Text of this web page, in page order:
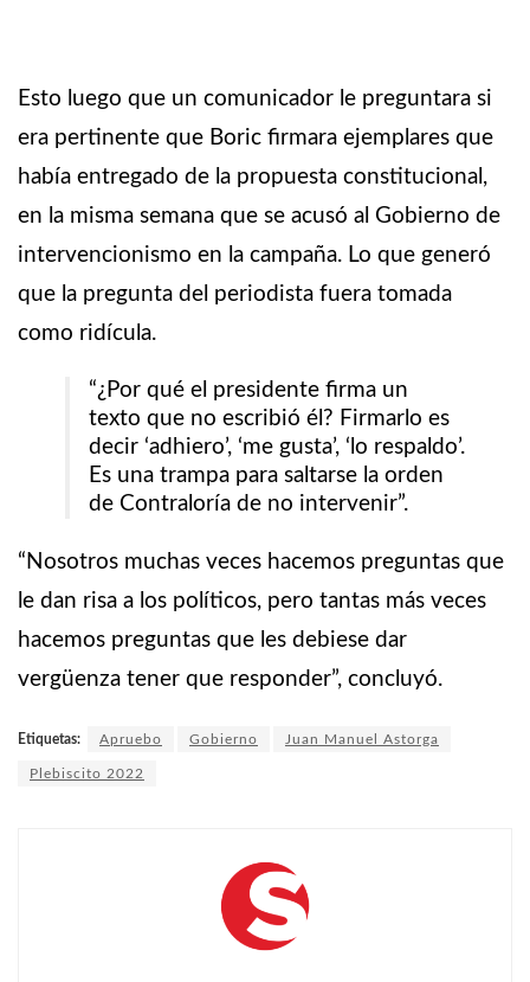
Esto luego que un comunicador le preguntara si
era pertinente que Boric firmara ejemplares que
había entregado de la propuesta constitucional,
en la misma semana que se acusó al Gobierno de
intervencionismo en la campaña. Lo que generó
que la pregunta del periodista fuera tomada
como ridícula.
“¿Por qué el presidente firma un
texto que no escribió él? Firmarlo es
decir ‘adhiero’, ‘me gusta’, ‘lo respaldo’.
Es una trampa para saltarse la orden
de Contraloría de no intervenir”.
“Nosotros muchas veces hacemos preguntas que
le dan risa a los políticos, pero tantas más veces
hacemos preguntas que les debiese dar
vergüenza tener que responder”, concluyó.
Etiquetas: Apruebo Gobierno Juan Manuel Astorga
Plebiscito 2022